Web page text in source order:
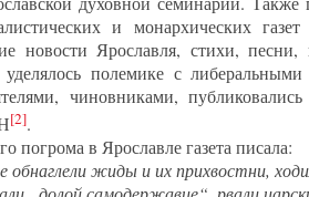
и монархических
новости Ярославля, стихи,
полемике с
чиновниками,
[2].
погрома в Ярославле газета писала:
обнаглели жиды и их прихвостни,